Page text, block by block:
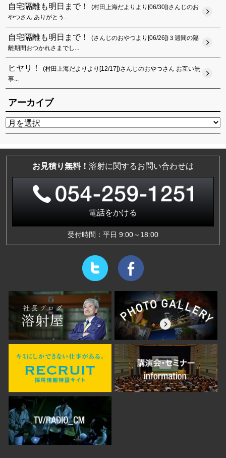
自宅隔離も明日まで！
(村田上海だよりより[06/30])さんじのお
やつさん ありがとう...
自宅隔離も明日まで！
(さんじのおやつより[06/26])３週間の隔
離期間おつかれさまでし...
ヒヤリ！
(村田上海だよりより[12/17])さんじのおやつさん お互い無
事...
アーカイブ
お見積り無料！ 溶射に関するお問い合わせは
電話をかける
受付時間：平日 9:00～18:00